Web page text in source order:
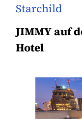
Starchild
JIMMY auf
Hotel